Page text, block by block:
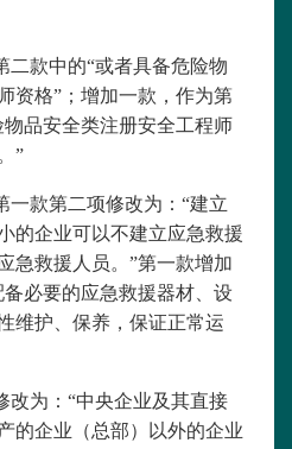
二款中的“或者具备危险物
资格”；增加一款，作为第
品安全类注册安全工程师
”
一款第二项修改为：“建立
的企业可以不建立应急救援
急救援人员。”第一款增加
必要的应急救援器材、设
维护、保养，保证正常运
改为：“中央企业及其直接
的企业（总部）以外的企业